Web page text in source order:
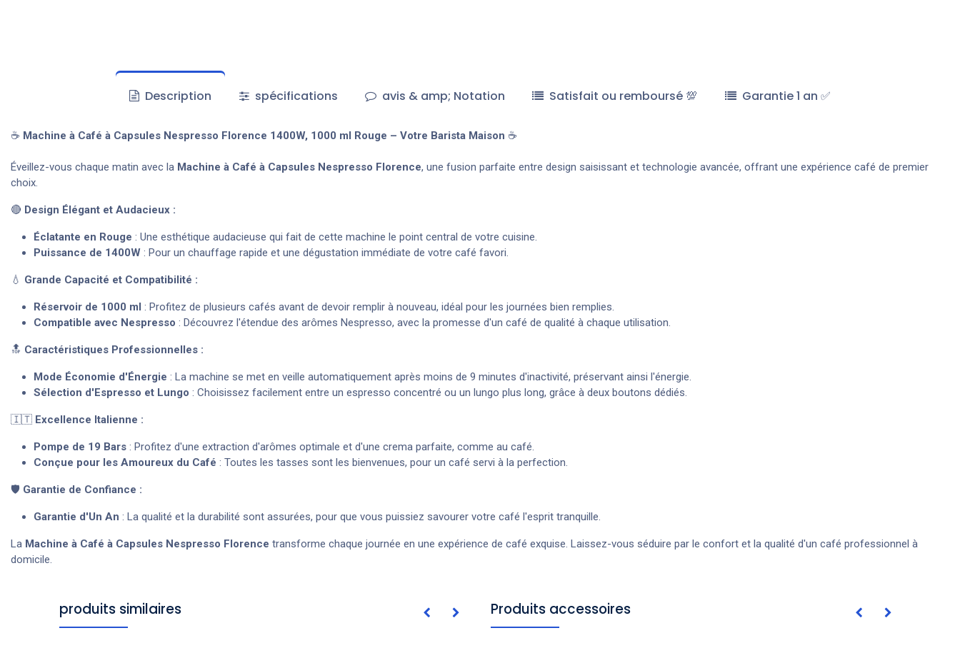
Description spécifications avis & amp; Notation Satisfait ou remboursé 💯 Garantie 1 an ✅
☕ Machine à Café à Capsules Nespresso Florence 1400W, 1000 ml Rouge – Votre Barista Maison ☕
Éveillez-vous chaque matin avec la Machine à Café à Capsules Nespresso Florence, une fusion parfaite entre design saisissant et technologie avancée, offrant une expérience café de premier
choix.
🔴 Design Élégant et Audacieux :
Éclatante en Rouge : Une esthétique audacieuse qui fait de cette machine le point central de votre cuisine.
Puissance de 1400W : Pour un chauffage rapide et une dégustation immédiate de votre café favori.
💧 Grande Capacité et Compatibilité :
Réservoir de 1000 ml : Profitez de plusieurs cafés avant de devoir remplir à nouveau, idéal pour les journées bien remplies.
Compatible avec Nespresso : Découvrez l'étendue des arômes Nespresso, avec la promesse d'un café de qualité à chaque utilisation.
🔝 Caractéristiques Professionnelles :
Mode Économie d'Énergie : La machine se met en veille automatiquement après moins de 9 minutes d'inactivité, préservant ainsi l'énergie.
Sélection d'Espresso et Lungo : Choisissez facilement entre un espresso concentré ou un lungo plus long, grâce à deux boutons dédiés.
🇮🇹 Excellence Italienne :
Pompe de 19 Bars : Profitez d'une extraction d'arômes optimale et d'une crema parfaite, comme au café.
Conçue pour les Amoureux du Café : Toutes les tasses sont les bienvenues, pour un café servi à la perfection.
🛡️ Garantie de Confiance :
Garantie d'Un An : La qualité et la durabilité sont assurées, pour que vous puissiez savourer votre café l'esprit tranquille.
La Machine à Café à Capsules Nespresso Florence transforme chaque journée en une expérience de café exquise. Laissez-vous séduire par le confort et la qualité d'un café professionnel à
domicile.
produits similaires Produits accessoires